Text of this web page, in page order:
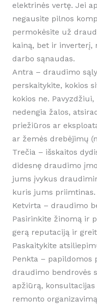
elektrinės vertę. Jei
negausite pilnos
permokėsite už
kainą, bet ir inverterį,
darbo sąnaudas.
Antra – draudimo
perskaitykite, kokios
kokios ne.
nedengia žalos,
priežiūros ar
ar žemės drebėjimų
Trečia – išskaitos
didesnę draudimo
jums įvykus
kuris jums priimtinas.
Ketvirta – draudimo
Pasirinkite žinomą ir
gerą reputaciją ir
Paskaitykite
Penkta – papildomos
draudimo bendrovės
apžiūrą,
remonto